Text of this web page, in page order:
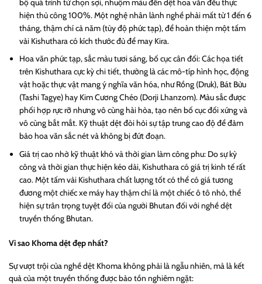
bộ quá trình từ chọn sợi, nhuộm màu đến dệt hoa văn đều thực
hiện thủ công 100%. Một nghệ nhân lành nghề phải mất từ 1 đến 6
tháng, thậm chí cả năm (tùy độ phức tạp), để hoàn thiện một tấm
vải Kishuthara có kích thước đủ để may Kira.
Hoa văn phức tạp, sắc màu tươi sáng, bố cục cân đối: Các họa tiết
trên Kishuthara cực kỳ chi tiết, thường là các mô-típ hình học, động
vật hoặc thực vật mang ý nghĩa văn hóa, như Rồng (Druk), Bát Bửu
(Tashi Tagye) hay Kim Cương Chéo (Dorji Lhanzom). Màu sắc được
phối hợp rực rỡ nhưng vô cùng hài hòa, tạo nên bố cục đối xứng và
vô cùng bắt mắt. Kỹ thuật dệt đòi hỏi sự tập trung cao độ để đảm
bảo hoa văn sắc nét và không bị đứt đoạn.
Giá trị cao nhờ kỹ thuật khó và thời gian làm công phu: Do sự kỳ
công và thời gian thực hiện kéo dài, Kishuthara có giá trị kinh tế rất
cao. Một tấm vải Kishuthara chất lượng tốt có thể có giá tương
đương một chiếc xe máy hay thậm chí là một chiếc ô tô nhỏ, thể
hiện sự trân trọng tuyệt đối của người Bhutan đối với nghề dệt
truyền thống Bhutan.
Vì sao Khoma dệt đẹp nhất?
Sự vượt trội của nghề dệt Khoma không phải là ngẫu nhiên, mà là kết
quả của một truyền thống được bảo tồn nghiêm ngặt: